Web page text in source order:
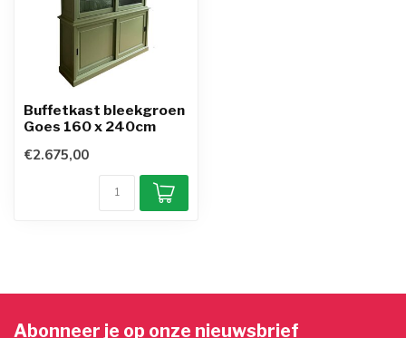
Buffetkast bleekgroen
Goes 160 x 240cm
€2.675,00
Abonneer je op onze nieuwsbrief